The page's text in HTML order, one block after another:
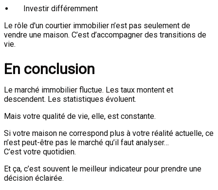
Investir différemment
Le rôle d'un courtier immobilier n’est pas seulement de
vendre une maison. C’est d’accompagner des transitions de
vie.
En conclusion
Le marché immobilier fluctue. Les taux montent et
descendent. Les statistiques évoluent.
Mais votre qualité de vie, elle, est constante.
Si votre maison ne correspond plus à votre réalité actuelle, ce
n’est peut-être pas le marché qu’il faut analyser…
C’est votre quotidien.
Et ça, c’est souvent le meilleur indicateur pour prendre une
décision éclairée.